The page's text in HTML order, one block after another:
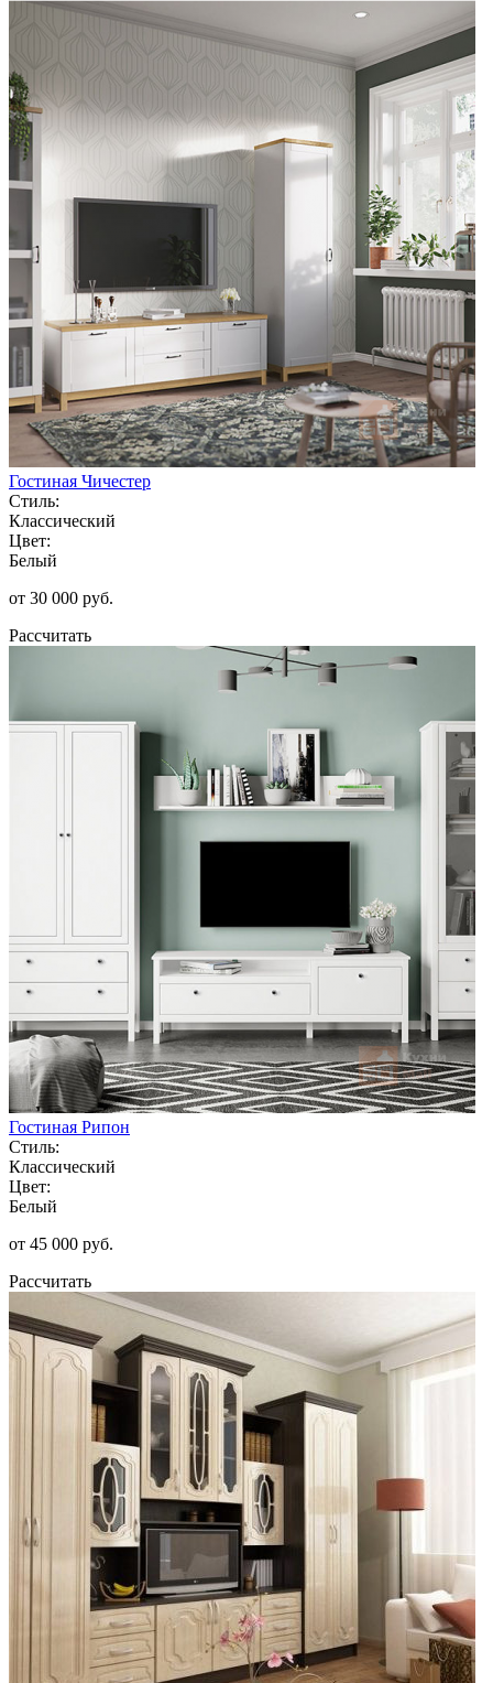
Гостиная Чичестер
Стиль:
Классический
Цвет:
Белый
от 30 000 руб.
Рассчитать
Гостиная Рипон
Стиль:
Классический
Цвет:
Белый
от 45 000 руб.
Рассчитать